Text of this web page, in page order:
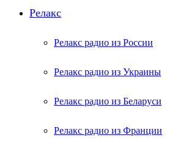
Релакс
Релакс радио из России
Релакс радио из Украины
Релакс радио из Беларуси
Релакс радио из Франции